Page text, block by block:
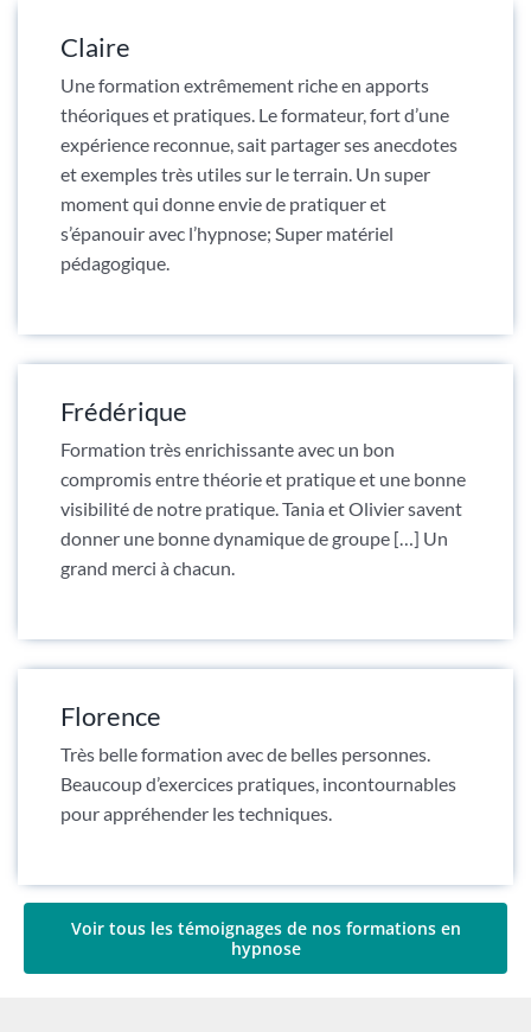
Claire
Une formation extrêmement riche en apports
théoriques et pratiques. Le formateur, fort d’une
expérience reconnue, sait partager ses anecdotes
et exemples très utiles sur le terrain. Un super
moment qui donne envie de pratiquer et
s’épanouir avec l’hypnose; Super matériel
pédagogique.
Frédérique
Formation très enrichissante avec un bon
compromis entre théorie et pratique et une bonne
visibilité de notre pratique. Tania et Olivier savent
donner une bonne dynamique de groupe […] Un
grand merci à chacun.
Florence
Très belle formation avec de belles personnes.
Beaucoup d’exercices pratiques, incontournables
pour appréhender les techniques.
Voir tous les témoignages de nos formations en
hypnose